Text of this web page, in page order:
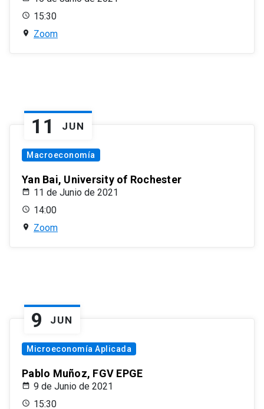
15:30
Zoom
11 JUN
Macroeconomía
Yan Bai, University of Rochester
11 de Junio de 2021
14:00
Zoom
9 JUN
Microeconomía Aplicada
Pablo Muñoz, FGV EPGE
9 de Junio de 2021
15:30